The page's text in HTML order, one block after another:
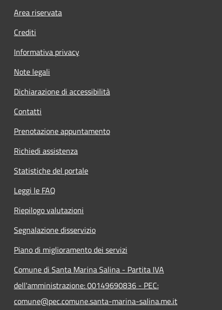
Footer menu
Area riservata
Crediti
Informativa privacy
Note legali
Dichiarazione di accessibilità
Contatti
Prenotazione appuntamento
Richiedi assistenza
Statistiche del portale
Leggi le FAQ
Riepilogo valutazioni
Segnalazione disservizio
Piano di miglioramento dei servizi
Comune di Santa Marina Salina - Partita IVA
dell'amministrazione: 00149690836 - PEC:
comune@pec.comune.santa-marina-salina.me.it